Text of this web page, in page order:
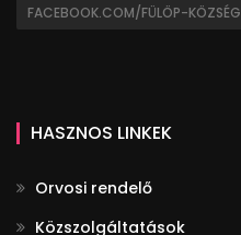
FACEBOOK.COM/FÜLÖP-KÖZSÉG
HASZNOS LINKEK
Orvosi rendelő
Közszolgáltatások